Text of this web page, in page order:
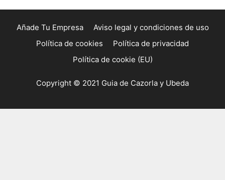
Añade Tu Empresa
Aviso legal y condiciones de uso
Política de cookies
Política de privacidad
Política de cookie (EU)
Copyright © 2021 Guia de Cazorla y Ubeda